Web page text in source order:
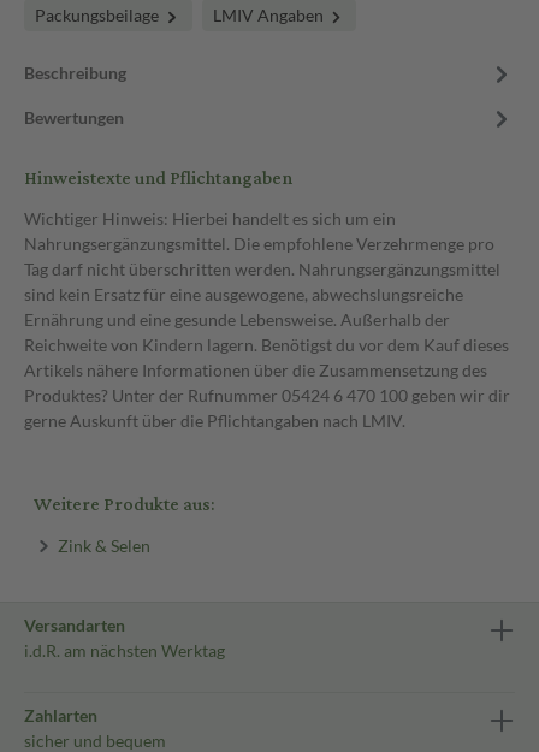
Packungsbeilage LMIV Angaben
Beschreibung
Bewertungen
Hinweistexte und Pflichtangaben
Wichtiger Hinweis: Hierbei handelt es sich um ein
Nahrungsergänzungsmittel. Die empfohlene Verzehrmenge pro
Tag darf nicht überschritten werden. Nahrungsergänzungsmittel
sind kein Ersatz für eine ausgewogene, abwechslungsreiche
Ernährung und eine gesunde Lebensweise. Außerhalb der
Reichweite von Kindern lagern. Benötigst du vor dem Kauf dieses
Artikels nähere Informationen über die Zusammensetzung des
Produktes? Unter der Rufnummer 05424 6 470 100 geben wir dir
gerne Auskunft über die Pflichtangaben nach LMIV.
Weitere Produkte aus:
Zink & Selen
Versandarten
i.d.R. am nächsten Werktag
Zahlarten
sicher und bequem